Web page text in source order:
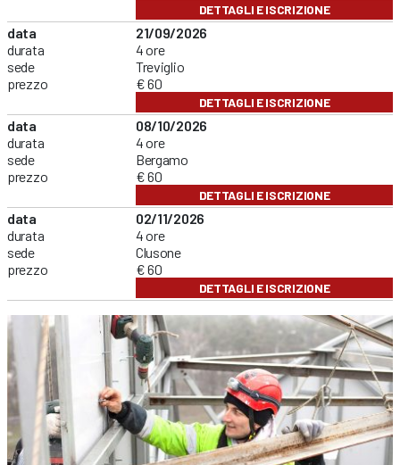
DETTAGLI E ISCRIZIONE
data
durata
sede
prezzo
21/09/2026
4 ore
Treviglio
€ 60
DETTAGLI E ISCRIZIONE
data
durata
sede
prezzo
08/10/2026
4 ore
Bergamo
€ 60
DETTAGLI E ISCRIZIONE
data
durata
sede
prezzo
02/11/2026
4 ore
Clusone
€ 60
DETTAGLI E ISCRIZIONE